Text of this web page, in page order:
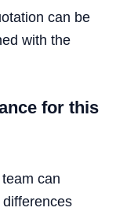
can be
with the
for this
can